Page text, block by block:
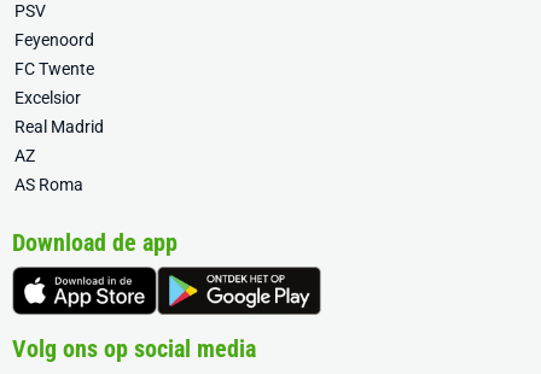
PSV
Feyenoord
FC Twente
Excelsior
Real Madrid
AZ
AS Roma
Download de app
Volg ons op social media